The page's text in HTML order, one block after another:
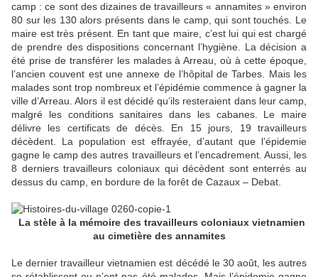
camp : ce sont des dizaines de travailleurs « annamites » environ
80 sur les 130 alors présents dans le camp, qui sont touchés. Le
maire est très présent. En tant que maire, c’est lui qui est chargé
de prendre des dispositions concernant l’hygiène. La décision a
été prise de transférer les malades à Arreau, où à cette époque,
l’ancien couvent est une annexe de l’hôpital de Tarbes. Mais les
malades sont trop nombreux et l’épidémie commence à gagner la
ville d’Arreau. Alors il est décidé qu’ils resteraient dans leur camp,
malgré les conditions sanitaires dans les cabanes. Le maire
délivre les certificats de décès. En 15 jours, 19 travailleurs
décèdent. La population est effrayée, d’autant que l’épidemie
gagne le camp des autres travailleurs et l’encadrement. Aussi, les
8 derniers travailleurs coloniaux qui décèdent sont enterrés au
dessus du camp, en bordure de la forêt de Cazaux – Debat.
La stèle à la mémoire des travailleurs coloniaux vietnamien
au cimetière des annamites
Le dernier travailleur vietnamien est décédé le 30 août, les autres